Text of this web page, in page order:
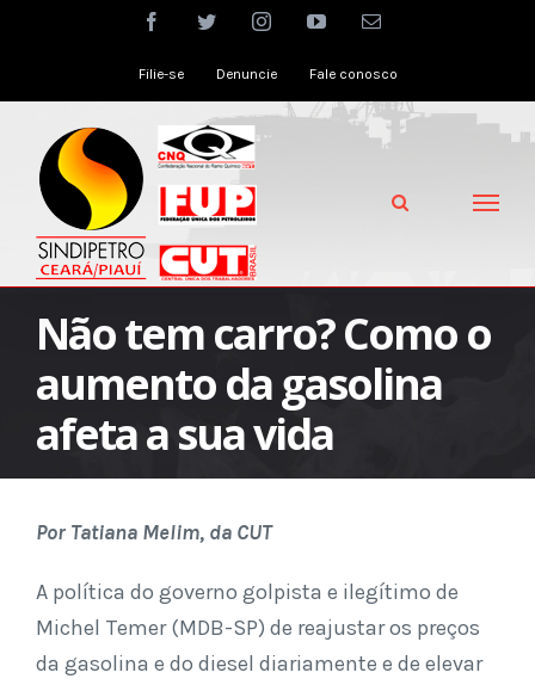
facebooktwitter instagramyoutubeEmail
Filie-se Denuncie Fale conosco
Não tem carro? Como o
aumento da gasolina
afeta a sua vida
Por Tatiana Melim, da CUT
A política do governo golpista e ilegítimo de
Michel Temer (MDB-SP) de reajustar os preços
da gasolina e do diesel diariamente e de elevar